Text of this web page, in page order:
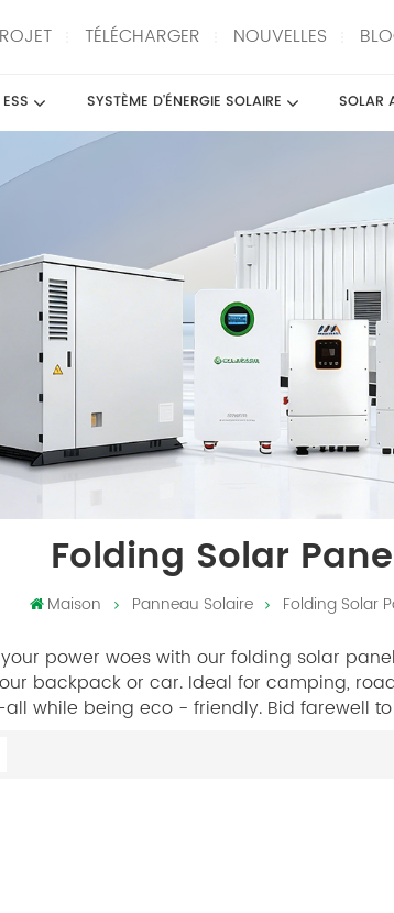
TÉLÉCHARGER NOUVELLES
ESS SYSTÈME D'ÉNERGIE SOLAIRE SOLAR
Folding Solar
Maison Panneau Solaire Folding Solar
power woes with our folding solar
backpack or car. Ideal for camping,
while being eco - friendly. Bid farewell